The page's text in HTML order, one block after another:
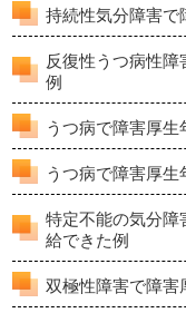
持続性気分障害で
反復性うつ病性障
例
うつ病で障害厚生
うつ病で障害厚生
特定不能の気分障
給できた例
双極性障害で障害